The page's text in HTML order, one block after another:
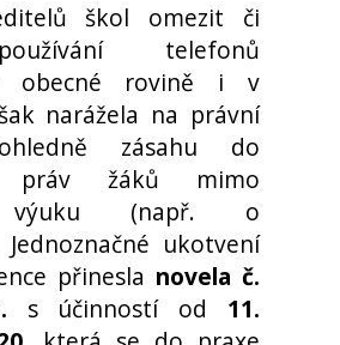
škol omezit či
telefonů
obecné rovině i v
narážela na právní
zásahu do
práv žáků mimo
výuku (např. o
Jednoznačné ukotvení
přinesla novela č.
s účinností od 11.